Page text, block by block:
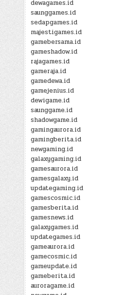
dewagames.id
saunggames.id
sedapgames.id
majestigames.id
gamebersama.id
gameshadow.id
rajagames.id
gameraja.id
gamedewa.id
gamejenius.id
dewigame.id
saunggame.id
shadowgame.id
gamingaurora.id
gamingberita.id
newgaming.id
galaxygaming.id
gamesaurora.id
gamesgalaxy.id
updategaming.id
gamescosmic.id
gamesberita.id
gamesnews.id
galaxygames.id
updategames.id
gameaurora.id
gamecosmic.id
gameupdate.id
gameberita.id
auroragame.id